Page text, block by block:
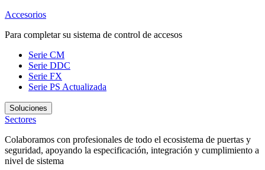
Accesorios
Para completar su sistema de control de accesos
Serie CM
Serie DDC
Serie FX
Serie PS Actualizada
Soluciones
Sectores
Colaboramos con profesionales de todo el ecosistema de puertas y
seguridad, apoyando la especificación, integración y cumplimiento a
nivel de sistema